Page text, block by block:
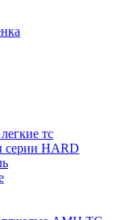
тс
серии HARD